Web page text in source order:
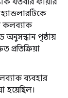
যতবার ফায়ার
কলব্যাক
অনুসন্ধান পৃষ্ঠায়
প্রতিক্রিয়া
ব্যবহার
হয়েছিল।